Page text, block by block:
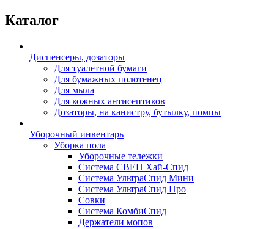
Каталог
Диспенсеры, дозаторы
Для туалетной бумаги
Для бумажных полотенец
Для мыла
Для кожных антисептиков
Дозаторы, на канистру, бутылку, помпы
Уборочный инвентарь
Уборка пола
Уборочные тележки
Система СВЕП Хай-Спид
Система УльтраСпид Мини
Система УльтраСпид Про
Совки
Система КомбиСпид
Держатели мопов